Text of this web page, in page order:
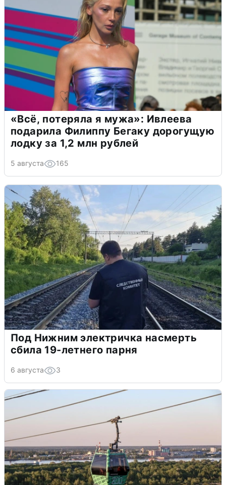
«Всё, потеряла я мужа»: Ивлеева
подарила Филиппу Бегаку дорогущую
лодку за 1,2 млн рублей
5 августа 165
Под Нижним электричка насмерть
сбила 19-летнего парня
6 августа 3